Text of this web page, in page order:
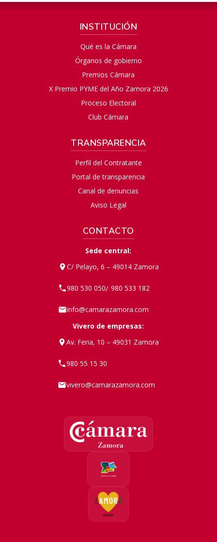
INSTITUCIÓN
Qué es la Cámara
Órganos de gobierno
Premios Cámara
X Premio PYME del Año Zamora 2026
Proceso Electoral
Club Cámara
TRANSPARENCIA
Perfil del Contratante
Portal de transparencia
Canal de denuncias
Aviso Legal
CONTACTO
Sede central:
C/ Pelayo, 6 – 49014 Zamora
980 530 050/ 980 533 182
info@camarazamora.com
Vivero de empresas:
Av. Feria, 10 – 49031 Zamora
980 55 15 30
vivero@camarazamora.com